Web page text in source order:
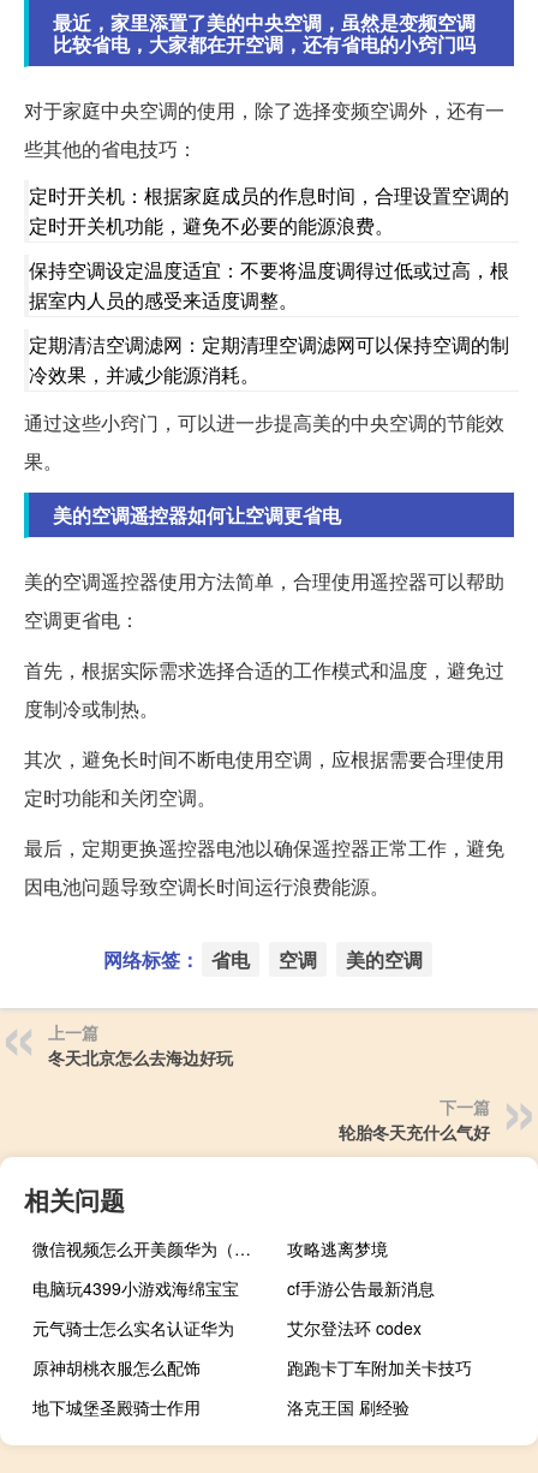
最近，家里添置了美的中央空调，虽然是变频空调
比较省电，大家都在开空调，还有省电的小窍门吗
对于家庭中央空调的使用，除了选择变频空调外，还有一
些其他的省电技巧：
定时开关机：根据家庭成员的作息时间，合理设置空调的
定时开关机功能，避免不必要的能源浪费。
保持空调设定温度适宜：不要将温度调得过低或过高，根
据室内人员的感受来适度调整。
定期清洁空调滤网：定期清理空调滤网可以保持空调的制
冷效果，并减少能源消耗。
通过这些小窍门，可以进一步提高美的中央空调的节能效
果。
美的空调遥控器如何让空调更省电
美的空调遥控器使用方法简单，合理使用遥控器可以帮助
空调更省电：
首先，根据实际需求选择合适的工作模式和温度，避免过
度制冷或制热。
其次，避免长时间不断电使用空调，应根据需要合理使用
定时功能和关闭空调。
最后，定期更换遥控器电池以确保遥控器正常工作，避免
因电池问题导致空调长时间运行浪费能源。
网络标签： 省电 空调 美的空调
上一篇
冬天北京怎么去海边好玩
下一篇
轮胎冬天充什么气好
相关问题
微信视频怎么开美颜华为（微信视频怎么开美颜?）
攻略逃离梦境
电脑玩4399小游戏海绵宝宝
cf手游公告最新消息
元气骑士怎么实名认证华为
艾尔登法环 codex
原神胡桃衣服怎么配饰
跑跑卡丁车附加关卡技巧
地下城堡圣殿骑士作用
洛克王国 刷经验